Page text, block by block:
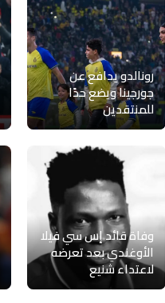
رونالدو يدافع عن
جورجينا ويضع حدًا
للمنتقدين
وفاة قائد إس سي فيلا
الأوغندي بعد تعرضه
لاعتداء شنيع